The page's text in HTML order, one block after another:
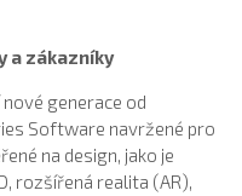
a zákazníky
generace od
Software navržené pro
na design, jako je
rozšířená realita (AR),